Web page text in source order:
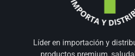
Líder en importación y